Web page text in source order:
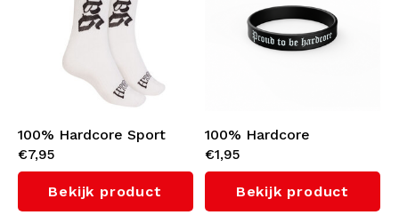
100% Hardcore Sport
Sokken 'Gabber' (White)
€7,95
Bekijk product
100% Hardcore
Polsbandje 'Proud to be
Hardcore'
€1,95
Bekijk product